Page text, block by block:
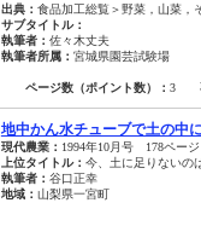
出典： 食品加工総覧＞野菜，山菜，
サブタイトル：
執筆者： 佐々木丈夫
執筆者所属： 宮城県園芸試験場
ページ数（ポイント数）： 3
地中かん水チューブで土の中
現代農業： 1994年10月号 178ページ
上位タイトル： 今、土に足りないの
執筆者： 谷口正幸
地域： 山梨県一宮町